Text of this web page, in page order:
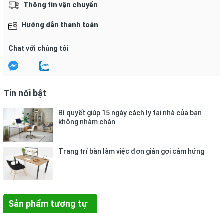
Thông tin vận chuyển
Hướng dẫn thanh toán
Chat với chúng tôi
Tin nổi bật
Bí quyết giúp 15 ngày cách ly tại nhà của bạn
không nhàm chán
Trang trí bàn làm việc đơn giản gợi cảm hứng
Sản phẩm tương tự